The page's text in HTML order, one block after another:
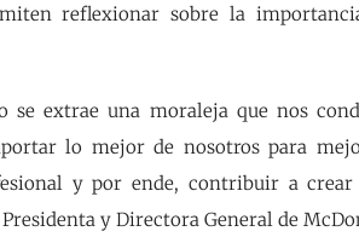
reflexionar sobre la
se extrae una moraleja que nos
lo mejor de nosotros para
y por ende, contribuir a
y Directora General de